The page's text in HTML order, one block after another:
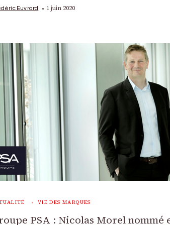
Euvrard 1 juin 2020
VIE DES MARQUES
PSA : Nicolas Morel nommé